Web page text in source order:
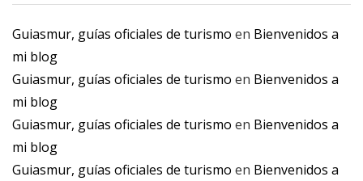
Guiasmur, guías oficiales de turismo en Bienvenidos a
mi blog
Guiasmur, guías oficiales de turismo en Bienvenidos a
mi blog
Guiasmur, guías oficiales de turismo en Bienvenidos a
mi blog
Guiasmur, guías oficiales de turismo en Bienvenidos a